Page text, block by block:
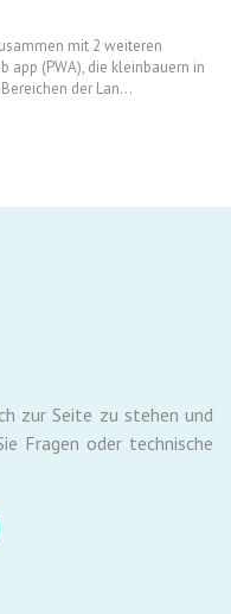
mit 2 weiteren
app (PWA), die kleinbauern in
der Lan...
zur Seite zu stehen und
Fragen oder technische